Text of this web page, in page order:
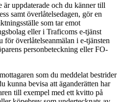
är uppdaterade och du känner till
samt överlåtelsedagen, gör en
som tar emot
eller i Traficoms e-tjänst
för överlåtelseanmälan i e-tjänsten
personbeteckning eller FO-
som du meddelat bestrider
kunna bevisa att äganderätten har
till exempel med ett kvitto på